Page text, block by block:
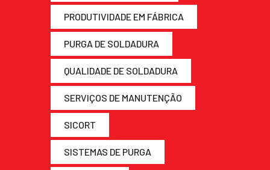
PRODUTIVIDADE EM FÁBRICA
PURGA DE SOLDADURA
QUALIDADE DE SOLDADURA
SERVIÇOS DE MANUTENÇÃO
SICORT
SISTEMAS DE PURGA